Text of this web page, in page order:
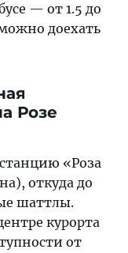
— от 1.5 до
доехать
Розе
«Роза
откуда до
шаттлы.
курорта
от